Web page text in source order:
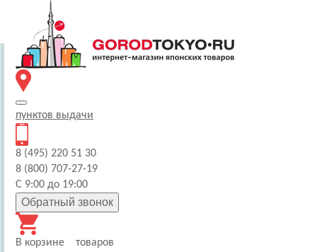
пунктов выдачи
8 (495) 220 51 30
8 (800) 707-27-19
С 9:00 до 19:00
Обратный звонок
В корзине
товаров